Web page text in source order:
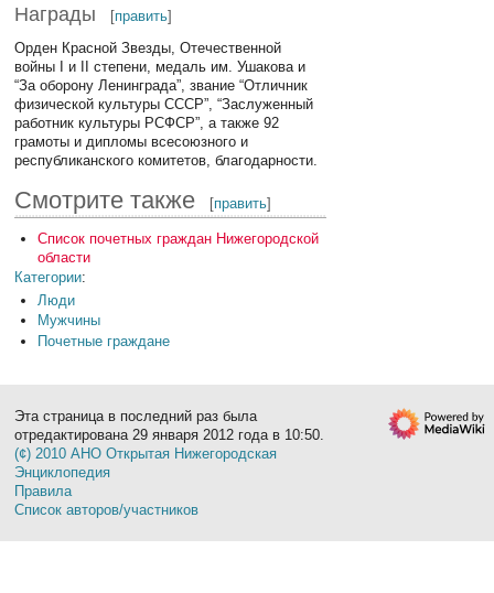
Награды [править]
Орден Красной Звезды, Отечественной
войны I и II степени, медаль им. Ушакова и
“За оборону Ленинграда”, звание “Отличник
физической культуры СССР”, “Заслуженный
работник культуры РСФСР”, а также 92
грамоты и дипломы всесоюзного и
республиканского комитетов, благодарности.
Смотрите также [править]
Список почетных граждан Нижегородской
области
Категории:
Люди
Мужчины
Почетные граждане
Эта страница в последний раз была
отредактирована 29 января 2012 года в 10:50.
(¢) 2010 АНО Открытая Нижегородская
Энциклопедия
Правила
Список авторов/участников